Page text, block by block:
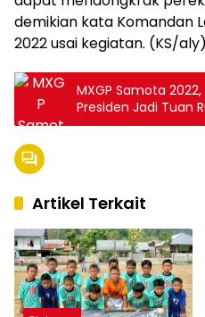
demikian kata Komandan
2022 usai kegiatan. (KS/aly)
MXGP Samota
Presiden Jadi Tuan
Artikel Terkait